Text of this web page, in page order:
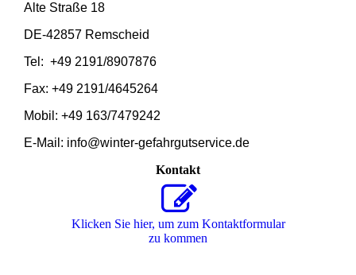
Alte Straße 18
DE-42857 Remscheid
Tel: +49 2191/8907876
Fax: +49 2191/4645264
Mobil: +49 163/7479242
E-Mail: info@winter-gefahrgutservice.de
Kontakt
Klicken Sie hier, um zum Kon­takt­for­mu­lar
zu kommen